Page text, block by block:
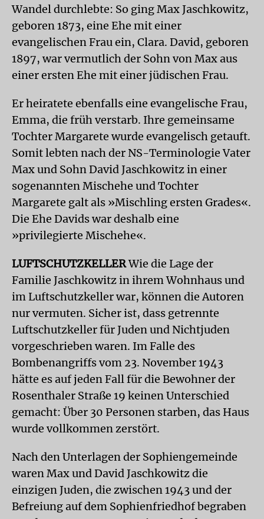
Wandel durchlebte: So ging Max Jaschkowitz,
geboren 1873, eine Ehe mit einer
evangelischen Frau ein, Clara. David, geboren
1897, war vermutlich der Sohn von Max aus
einer ersten Ehe mit einer jüdischen Frau.
Er heiratete ebenfalls eine evangelische Frau,
Emma, die früh verstarb. Ihre gemeinsame
Tochter Margarete wurde evangelisch getauft.
Somit lebten nach der NS-Terminologie Vater
Max und Sohn David Jaschkowitz in einer
sogenannten Mischehe und Tochter
Margarete galt als »Mischling ersten Grades«.
Die Ehe Davids war deshalb eine
»privilegierte Mischehe«.
LUFTSCHUTZKELLERWie die Lage der
Familie Jaschkowitz in ihrem Wohnhaus und
im Luftschutzkeller war, können die Autoren
nur vermuten. Sicher ist, dass getrennte
Luftschutzkeller für Juden und Nichtjuden
vorgeschrieben waren. Im Falle des
Bombenangriffs vom 23. November 1943
hätte es auf jeden Fall für die Bewohner der
Rosenthaler Straße 19 keinen Unterschied
gemacht: Über 30 Personen starben, das Haus
wurde vollkommen zerstört.
Nach den Unterlagen der Sophiengemeinde
waren Max und David Jaschkowitz die
einzigen Juden, die zwischen 1943 und der
Befreiung auf dem Sophienfriedhof begraben